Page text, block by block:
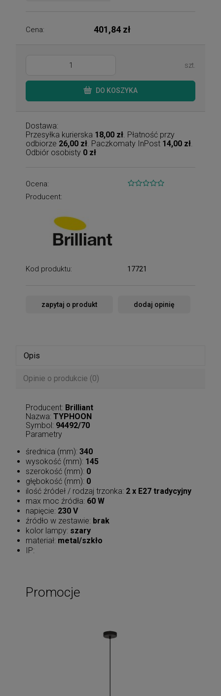
Cena: 401,84 zł
szt.
DO KOSZYKA
Dostawa:
Przesyłka kurierska 18,00 zł . Płatność przy
odbiorze 26,00 zł . Paczkomaty InPost 14,00 zł
Odbiór osobisty 0 zł
Ocena:
Producent:
Kod produktu: 17721
zapytaj o produkt dodaj opinię
Opis
Opinie o produkcie (0)
Producent: Brilliant
Nazwa: TYPHOON
Symbol: 94492/70
Parametry
średnica (mm): 340
wysokość (mm): 145
szerokość (mm): 0
głębokość (mm): 0
ilość źródeł / rodzaj trzonka: 2 x E27 tradycyjny
max moc źródła: 60 W
napięcie: 230 V
źródło w zestawie: brak
kolor lampy: szary
materiał: metal/szkło
IP:
Promocje